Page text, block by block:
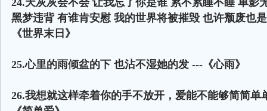
24.天灰灰会不会 让我忘了你是谁 累不累睡不睡 单影
黑梦违背 有谁肯安慰 我的世界将被摧毁 也许颓废也
《世界末日》
25.心里的雨倾盆的下 也沾不湿她的发 ---《心雨》
26.我想就这样牵着你的手不放开，爱能不能够简简单